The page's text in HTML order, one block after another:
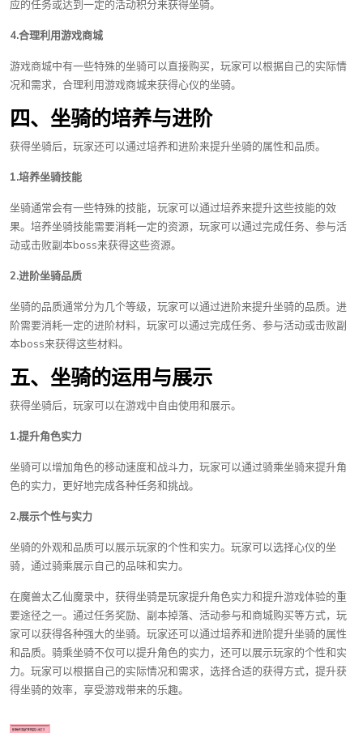
应的任务或达到一定的活动积分来获得坐骑。
4.合理利用游戏商城
游戏商城中有一些特殊的坐骑可以直接购买，玩家可以根据自己的实际情
况和需求，合理利用游戏商城来获得心仪的坐骑。
四、坐骑的培养与进阶
获得坐骑后，玩家还可以通过培养和进阶来提升坐骑的属性和品质。
1.培养坐骑技能
坐骑通常会有一些特殊的技能，玩家可以通过培养来提升这些技能的效
果。培养坐骑技能需要消耗一定的资源，玩家可以通过完成任务、参与活
动或击败副本boss来获得这些资源。
2.进阶坐骑品质
坐骑的品质通常分为几个等级，玩家可以通过进阶来提升坐骑的品质。进
阶需要消耗一定的进阶材料，玩家可以通过完成任务、参与活动或击败副
本boss来获得这些材料。
五、坐骑的运用与展示
获得坐骑后，玩家可以在游戏中自由使用和展示。
1.提升角色实力
坐骑可以增加角色的移动速度和战斗力，玩家可以通过骑乘坐骑来提升角
色的实力，更好地完成各种任务和挑战。
2.展示个性与实力
坐骑的外观和品质可以展示玩家的个性和实力。玩家可以选择心仪的坐
骑，通过骑乘展示自己的品味和实力。
在魔兽太乙仙魔录中，获得坐骑是玩家提升角色实力和提升游戏体验的重
要途径之一。通过任务奖励、副本掉落、活动参与和商城购买等方式，玩
家可以获得各种强大的坐骑。玩家还可以通过培养和进阶提升坐骑的属性
和品质。骑乘坐骑不仅可以提升角色的实力，还可以展示玩家的个性和实
力。玩家可以根据自己的实际情况和需求，选择合适的获得方式，提升获
得坐骑的效率，享受游戏带来的乐趣。